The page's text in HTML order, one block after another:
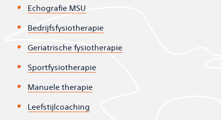
Echografie MSU
Bedrijfsfysiotherapie
Geriatrische fysiotherapie
Sportfysiotherapie
Manuele therapie
Leefstijlcoaching